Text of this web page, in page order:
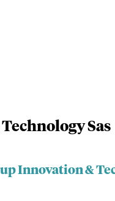
Sas
Innovation &